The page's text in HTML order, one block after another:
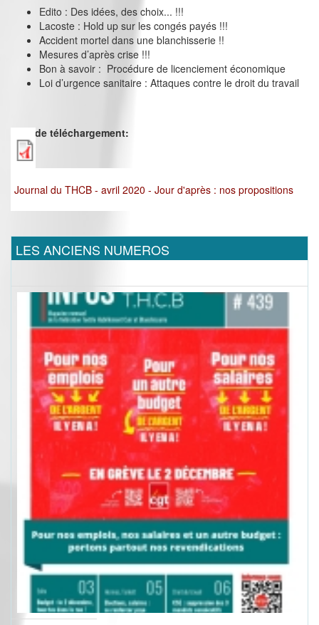
Edito : Des idées, des choix... !!!
Lacoste : Hold up sur les congés payés !!!
Accident mortel dans une blanchisserie !!
Mesures d’après crise !!!
Bon à savoir : Procédure de licenciement économique
Loi d’urgence sanitaire : Attaques contre le droit du travail
Lien de téléchargement:
Journal du THCB - avril 2020 - Jour d'après : nos propositions
LES ANCIENS NUMEROS